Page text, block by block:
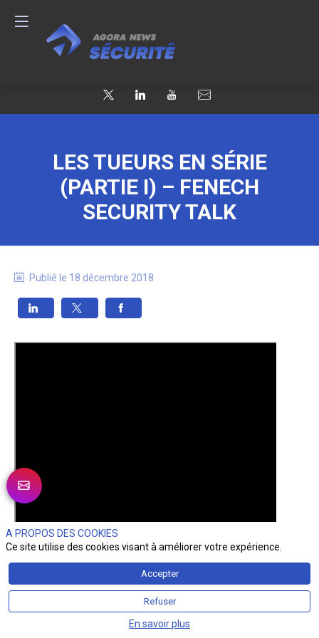
LES TUEURS EN SÉRIE
(PARTIE I) – FENECH
SECURITY TALK
Publié le 18 décembre 2018
A PROPOS DES COOKIES
Ce site utilise des cookies visant à améliorer votre expérience.
Accepter
Refuser
En savoir plus